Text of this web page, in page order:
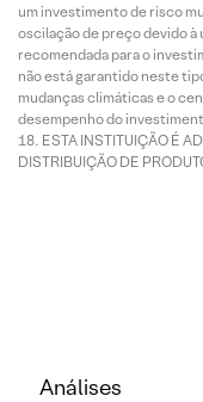
um investimento de risco
oscilação de preço devido à
recomendada para o
não está garantido neste
mudanças climáticas e o
desempenho do
ESTA INSTITUIÇÃO É
DISTRIBUIÇÃO DE
Análises